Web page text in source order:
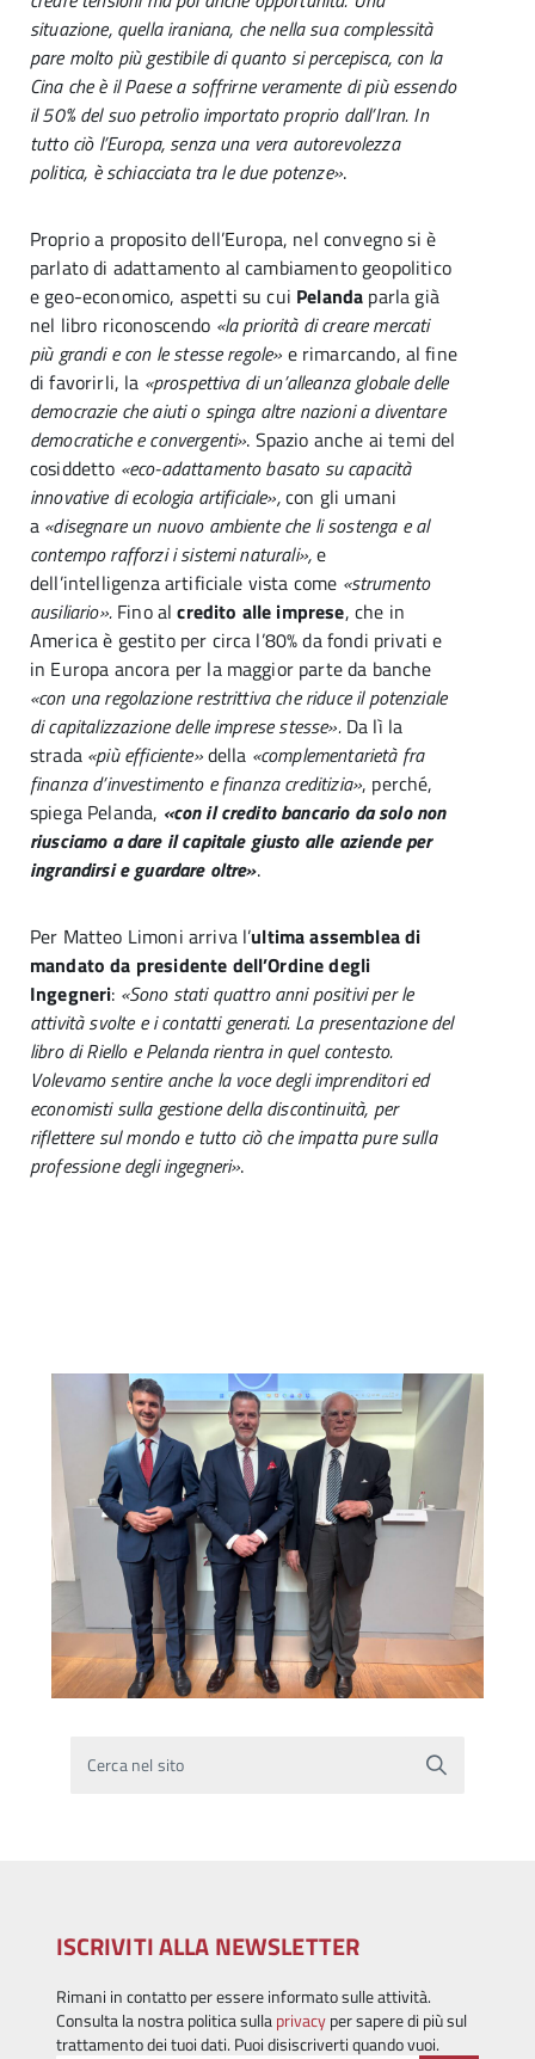
situazione, quella iraniana, che nella sua complessità
pare molto più gestibile di quanto si percepisca, con la
Cina che è il Paese a soffrirne veramente di più essendo
il 50% del suo petrolio importato proprio dall’Iran. In
tutto ciò l’Europa, senza una vera autorevolezza
politica, è schiacciata tra le due potenze».
Proprio a proposito dell’Europa, nel convegno si è
parlato di adattamento al cambiamento geopolitico
e geo-economico, aspetti su cui Pelanda parla già
nel libro riconoscendo «la priorità di creare mercati
più grandi e con le stesse regole» e rimarcando, al fine
di favorirli, la «prospettiva di un’alleanza globale delle
democrazie che aiuti o spinga altre nazioni a diventare
democratiche e convergenti». Spazio anche ai temi del
cosiddetto «eco-adattamento basato su capacità
innovative di ecologia artificiale»,con gli umani
a «disegnare un nuovo ambiente che li sostenga e al
contempo rafforzi i sistemi naturali»,e
dell’intelligenza artificiale vista come «strumento
ausiliario». Fino alcredito alle imprese, che in
America è gestito per circa l’80% da fondi privati e
in Europa ancora per la maggior parte da banche
«con una regolazione restrittiva che riduce il potenziale
di capitalizzazione delle imprese stesse». Da lì la
strada «più efficiente»della «complementarietà fra
finanza d’investimento e finanza creditizia», perché,
spiega Pelanda, «con il credito bancario da solo non
riusciamo a dare il capitale giusto alle aziende per
ingrandirsi e guardare oltre».
Per Matteo Limoni arriva l’ultima assemblea di
mandato da presidente dell’Ordine degli
Ingegneri: «Sono stati quattro anni positivi per le
attività svolte e i contatti generati. La presentazione del
libro di Riello e Pelanda rientra in quel contesto.
Volevamo sentire anche la voce degli imprenditori ed
economisti sulla gestione della discontinuità, per
riflettere sul mondo e tutto ciò che impatta pure sulla
professione degli ingegneri».
Cerca nel sito
ISCRIVITI ALLA NEWSLETTER
Rimani in contatto per essere informato sulle attività.
Consulta la nostra politica sullaprivacyper sapere di più sul
trattamento dei tuoi dati. Puoi disiscriverti quando vuoi.